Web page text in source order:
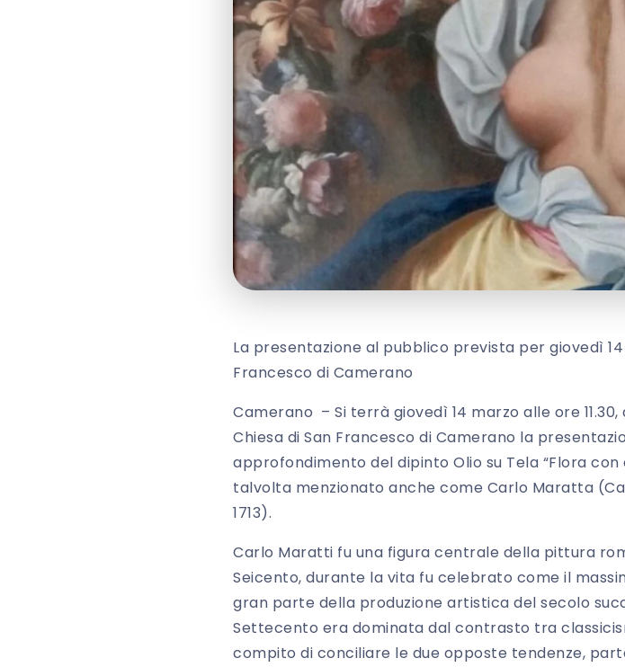
La presentazione al pubblico prevista per giovedì 14
Francesco di Camerano
Camerano – Si terrà giovedì 14 marzo alle ore
Chiesa di San Francesco di Camerano la
approfondimento del dipinto Olio su Tela “Flora
talvolta menzionato anche come Carlo Maratta
1713).
Carlo Maratti fu una figura centrale della pittura
Seicento, durante la vita fu celebrato come il
gran parte della produzione artistica del secolo
Settecento era dominata dal contrasto tra
compito di conciliare le due opposte tendenze,